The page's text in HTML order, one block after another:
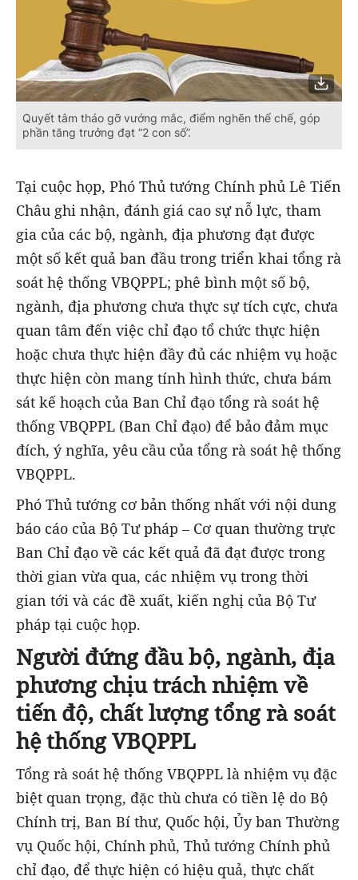
Quyết tâm tháo gỡ vướng mắc, điểm nghẽn thể chế, góp
phần tăng trưởng đạt “2 con số”.
Tại cuộc họp, Phó Thủ tướng Chính phủ Lê Tiến
Châu ghi nhận, đánh giá cao sự nỗ lực, tham
gia của các bộ, ngành, địa phương đạt được
một số kết quả ban đầu trong triển khai tổng rà
soát hệ thống VBQPPL; phê bình một số bộ,
ngành, địa phương chưa thực sự tích cực, chưa
quan tâm đến việc chỉ đạo tổ chức thực hiện
hoặc chưa thực hiện đầy đủ các nhiệm vụ hoặc
thực hiện còn mang tính hình thức, chưa bám
sát kế hoạch của Ban Chỉ đạo tổng rà soát hệ
thống VBQPPL (Ban Chỉ đạo) để bảo đảm mục
đích, ý nghĩa, yêu cầu của tổng rà soát hệ thống
VBQPPL.
Phó Thủ tướng cơ bản thống nhất với nội dung
báo cáo của Bộ Tư pháp – Cơ quan thường trực
Ban Chỉ đạo về các kết quả đã đạt được trong
thời gian vừa qua, các nhiệm vụ trong thời
gian tới và các đề xuất, kiến nghị của Bộ Tư
pháp tại cuộc họp.
Người đứng đầu bộ, ngành, địa
phương chịu trách nhiệm về
tiến độ, chất lượng tổng rà soát
hệ thống VBQPPL
Tổng rà soát hệ thống VBQPPL là nhiệm vụ đặc
biệt quan trọng, đặc thù chưa có tiền lệ do Bộ
Chính trị, Ban Bí thư, Quốc hội, Ủy ban Thường
vụ Quốc hội, Chính phủ, Thủ tướng Chính phủ
chỉ đạo, để thực hiện có hiệu quả, thực chất